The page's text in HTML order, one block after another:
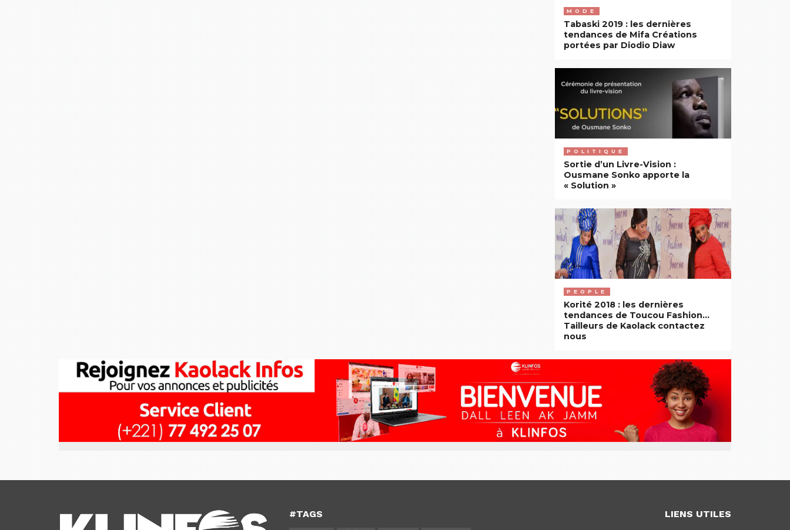
MODE
Tabaski 2019 : les dernières
tendances de Mifa Créations
portées par Diodio Diaw
POLITIQUE
Sortie d’un Livre-Vision :
Ousmane Sonko apporte la
« Solution »
PEOPLE
Korité 2018 : les dernières
tendances de Toucou Fashion…
Tailleurs de Kaolack contactez
nous
#TAGS LIENS UTILES